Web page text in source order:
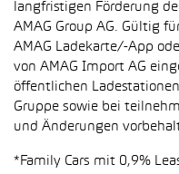
langfristigen Förderung
AMAG Group AG. Gültig
AMAG Ladekarte/-App
von AMAG Import AG
öffentlichen
Gruppe sowie bei
und Änderungen
*Family Cars mit 0,9%